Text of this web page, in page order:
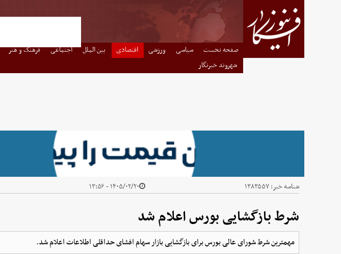
صفحه نخست سیاسی ورزشی اقتصادی بین الملل اجتماعی فرهنگ و هنر
شهروند خبرنگار
شناسه خبر:۱۳۸۳۵۵۷ ۱۴۰۵/۰۲/۲۰ - ۱۳:۵۶
شرط بازگشایی بورس اعلام شد
مهمترین شرط شورای عالی بورس برای بازگشایی بازار سهام افشای حداقلی اطلاعات اعلام شد.